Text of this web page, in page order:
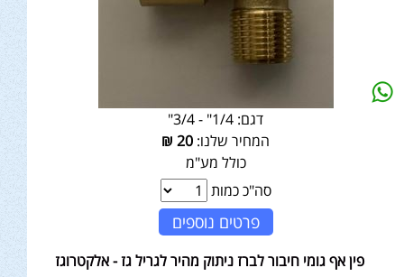
דגם: 1/4" - 3/4"
המחיר שלנו: 20
₪
כולל מע"מ
סה"כ כמות
פרטים נוספים
פין אף גומי חיבור לברז ניתוק מהיר לגריל גז - אלקטרוגז